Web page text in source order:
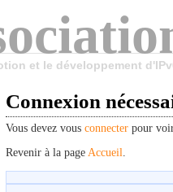
et le développement
Connexion
Vous devez vous connecter pour
Revenir à la page Accueil.